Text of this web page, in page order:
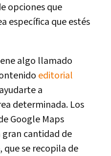
opciones que
específica que estés
algo llamado
editorial
a
determinada. Los
Google Maps
cantidad de
se recopila de